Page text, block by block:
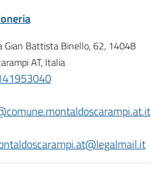
Gian Battista Binello, 62, 14048
AT, Italia